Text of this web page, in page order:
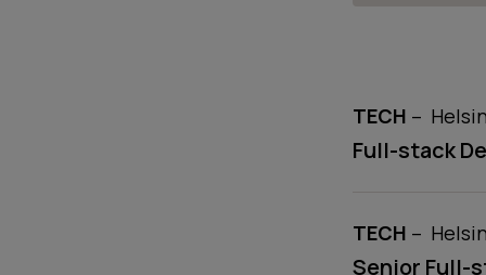
COMPETENCE
TECH –
Full-stack
COMPETENCE
TECH –
Senior Full-